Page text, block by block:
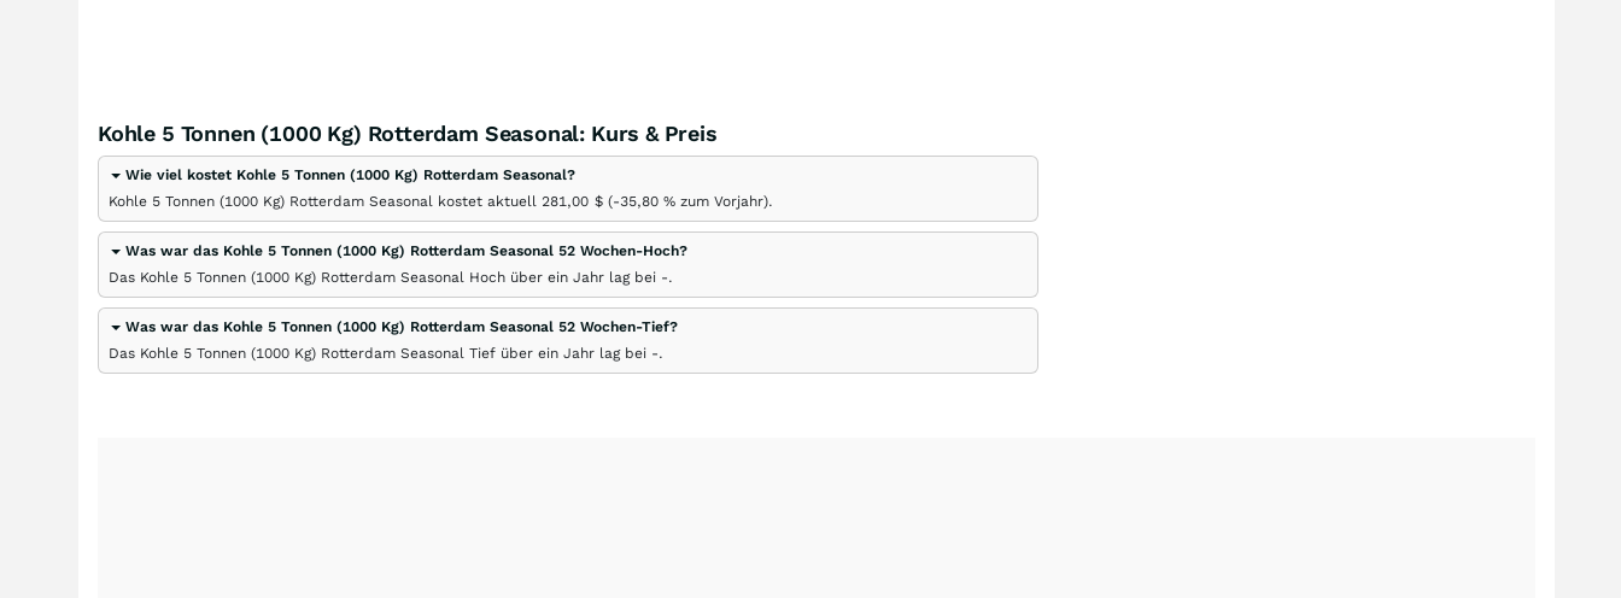
Kohle 5 Tonnen (1000 Kg) Rotterdam Seasonal: Kurs & Preis
Wie viel kostet Kohle 5 Tonnen (1000 Kg) Rotterdam Seasonal?
Kohle 5 Tonnen (1000 Kg) Rotterdam Seasonal kostet aktuell 281,00 $ (-35,80 % zum Vorjahr).
Was war das Kohle 5 Tonnen (1000 Kg) Rotterdam Seasonal 52 Wochen-Hoch?
Das Kohle 5 Tonnen (1000 Kg) Rotterdam Seasonal Hoch über ein Jahr lag bei -.
Was war das Kohle 5 Tonnen (1000 Kg) Rotterdam Seasonal 52 Wochen-Tief?
Das Kohle 5 Tonnen (1000 Kg) Rotterdam Seasonal Tief über ein Jahr lag bei -.